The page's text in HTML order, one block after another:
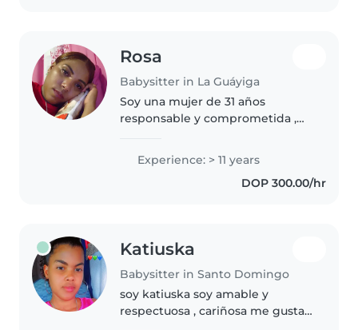
Rosa
Babysitter in La Guáyiga
Soy una mujer de 31 años
responsable y comprometida ,
me sea posible, así que no dudes
en escribirme.
Experience: > 11 years
DOP 300.00/hr
Katiuska
Babysitter in Santo Domingo
soy katiuska soy amable y
respectuosa , cariñosa me gustan